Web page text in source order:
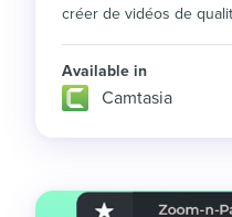
créer de vidéos de
Available in
Camtasia